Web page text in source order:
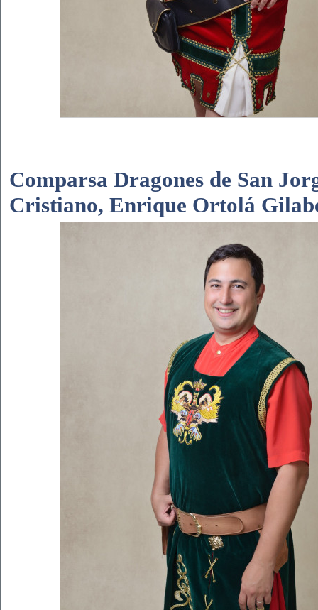
Comparsa Dragones de San
Cristiano, Enrique Ortolá